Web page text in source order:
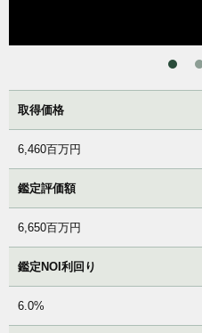
取得価格
6,460百万円
鑑定評価額
6,650百万円
鑑定NOI利回り
6.0%